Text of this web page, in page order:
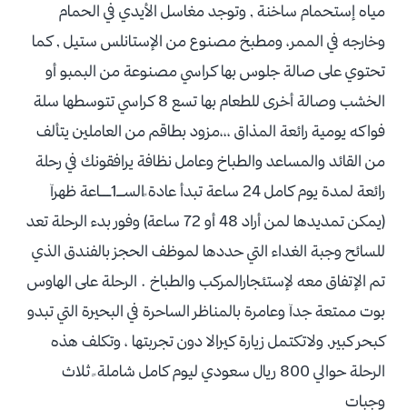
مياه إستحمام ساخنة , وتوجد مغاسل الأيدي في الحمام
وخارجه في الممر، ومطبخ مصنوع من الإستانلس ستيل , كما
تحتوي على صالة جلوس بها كراسي مصنوعة من البمبو أو
الخشب وصالة أخرى للطعام بها تسع 8 كراسي تتوسطها سلة
فواكه يومية رائعة المذاق ،،،مزود بطاقم من العاملين يتألف
من القائد والمساعد والطباخ وعامل نظافة يرافقونك في رحلة
رائعة لمدة يوم كامل 24 ساعة تبدأ عادة ًالســ1ـــاعة ظهرآ
(يمكن تمديدها لمن أراد 48 أو 72 ساعة) وفور بدء الرحلة تعد
للسائح وجبة الغداء التي حددها لموظف الحجز بالفندق الذي
تم الإتفاق معه لإستئجارالمركب والطباخ . الرحلة على الهاوس
بوت ممتعة جدآ وعامرة بالمناظر الساحرة في البحيرة التي تبدو
كبحر كبير, ولاتكتمل زيارة كيرالا دون تجربتها ، وتكلف هذه
الرحلة حوالي 800 ريال سعودي ليوم كامل شاملة ً ثلاث
وجبات